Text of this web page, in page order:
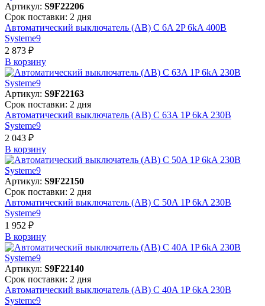
Артикул: S9F22206
Срок поставки: 2 дня
Автоматический выключатель (АВ) C 6A 2P 6kA 400В
Systeme9
2 873 ₽
В корзинy
Артикул: S9F22163
Срок поставки: 2 дня
Автоматический выключатель (АВ) C 63A 1P 6kA 230В
Systeme9
2 043 ₽
В корзинy
Артикул: S9F22150
Срок поставки: 2 дня
Автоматический выключатель (АВ) C 50A 1P 6kA 230В
Systeme9
1 952 ₽
В корзинy
Артикул: S9F22140
Срок поставки: 2 дня
Автоматический выключатель (АВ) C 40A 1P 6kA 230В
Systeme9